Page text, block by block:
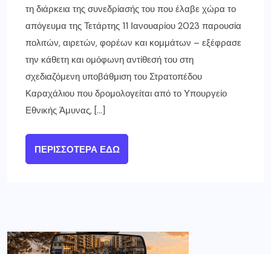
τη διάρκεια της συνεδρίασής του που έλαβε χώρα το
απόγευμα της Τετάρτης 11 Ιανουαρίου 2023 παρουσία
πολιτών, αιρετών, φορέων και κομμάτων – εξέφρασε
την κάθετη και ομόφωνη αντίθεσή του στη
σχεδιαζόμενη υποβάθμιση του Στρατοπέδου
Καραχάλιου που δρομολογείται από το Υπουργείο
Εθνικής Άμυνας, […]
ΠΕΡΙΣΣΌΤΕΡΑ ΕΔΏ